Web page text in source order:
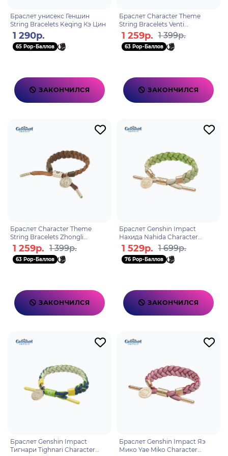
Браслет унисекс Геншин
String Bracelets Keqing Кэ Цин
1 290р.
65 Pop-Баллов
ЗАКОНЧИЛСЯ
Браслет Character Theme
String Bracelets Venti
6974096531127
1 259р. 1 399р.
63 Pop-Баллов
ЗАКОНЧИЛСЯ
Браслет Character Theme
String Bracelets Zhongli
6974096531103
1 259р. 1 399р.
63 Pop-Баллов
ЗАКОНЧИЛСЯ
Браслет Genshin Impact
Нахида Nahida Character
Theme 6942421155072
1 529р. 1 699р.
76 Pop-Баллов
ЗАКОНЧИЛСЯ
Браслет Genshin Impact
Тигнари Tighnari Character
Браслет Genshin Impact Яэ
Мико Yae Miko Character